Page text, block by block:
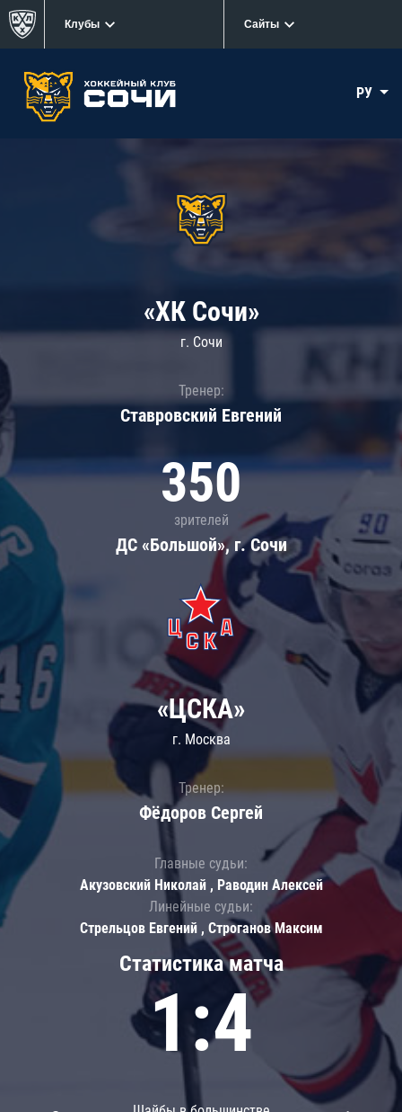
Клубы Сайты
РУ
«ХК Сочи»
г. Сочи
Тренер:
Ставровский Евгений
350
зрителей
ДС «Большой», г. Сочи
Статистика матча
1:4
«ЦСКА»
г. Москва
Тренер:
Фёдоров Сергей
Главные судьи:
Акузовский Николай , Раводин Алексей
Линейные судьи:
Стрельцов Евгений , Строганов Максим